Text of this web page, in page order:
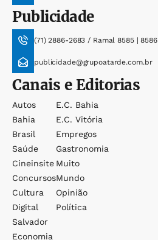
Publicidade
(71) 2886-2683 / Ramal 8585 | 8586
publicidade@grupoatarde.com.br
Canais e Editorias
Autos
Bahia
Brasil
Saúde
Cineinsite
Concursos
Cultura
Digital
Salvador
Economia
E.c. Bahia
E.c. Vitória
Empregos
Gastronomia
Muito
Mundo
Opinião
Política